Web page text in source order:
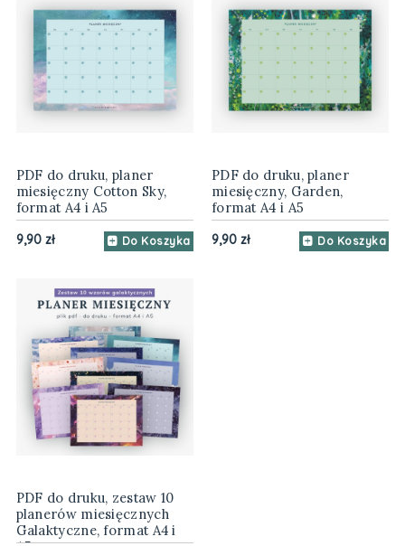
PDF do druku, planer
miesięczny Cotton Sky,
format A4 i A5
9,90 zł Do Koszyka
PDF do druku, planer
miesięczny, Garden,
format A4 i A5
9,90 zł Do Koszyka
PDF do druku, zestaw 10
planerów miesięcznych
Galaktyczne, format A4 i